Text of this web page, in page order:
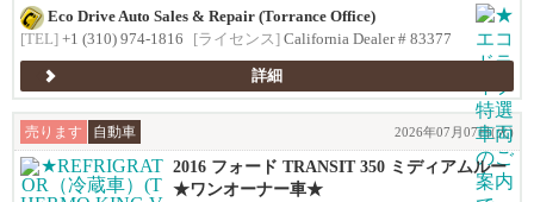
Eco Drive Auto Sales & Repair (Torrance Office)
[TEL] +1 (310) 974-1816 [ライセンス] California Dealer # 83377
詳細
売ります 自動車 2026年07月07日(火)
2016 フォード TRANSIT 350 ミディアムルー
フ
★ワンオーナー車★